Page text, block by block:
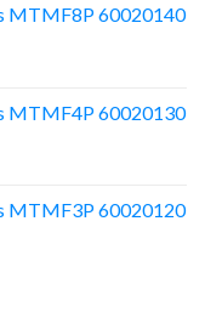
MTMF8P 60020140
MTMF4P 60020130
MTMF3P 60020120